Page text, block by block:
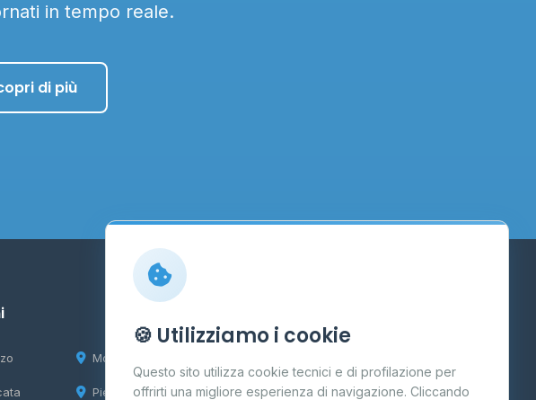
in tempo reale.
di più
Molise
Piemonte
🍪 Utilizziamo i cookie
Questo sito utilizza cookie tecnici e di profilazione per
offrirti una migliore esperienza di navigazione. Cliccando